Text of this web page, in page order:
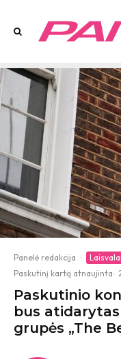
Panelė redakcija ·
Paskutinį kartą atnaujinta:
Paskutinio
bus
grupės „The